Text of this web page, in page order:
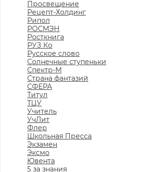
Просвещение
Рецепт-Холдинг
Рипол
РОСМЭН
Росткнига
РУЗ Ко
Русское слово
Солнечные ступеньки
Спектр-М
Страна фантазий
СФЕРА
Титул
ТЦУ
Учитель
УчЛит
Флер
Школьная Пресса
Экзамен
Эксмо
Ювента
5 за знания